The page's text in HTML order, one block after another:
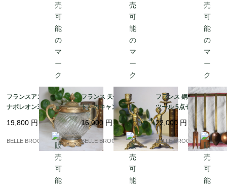
フランスアンティーク
ナポレオン3世様式 モ
ールガラスのシュガー
ポット / ボンボニエー
ル 貴婦人の小物入れ｜
フランス発送（到着ま
19,800 円
BELLE BROCANTE
フランス 天使（プッ
ト）のキャンドルスタ
ンド ペア 2客セット 真
鍮製 ロココ様式 燭台｜
フランス発送（到着ま
で2-3週間）
16,000 円
BELLE BROCANTE
フランス 銅製キッチン
ツール 5点セット 壁掛
けラック付き コッパー
＆ブラス 蚤の市｜フラ
ンス発送（到着まで2-3
週間）
22,000 円
BELLE BROCANTE